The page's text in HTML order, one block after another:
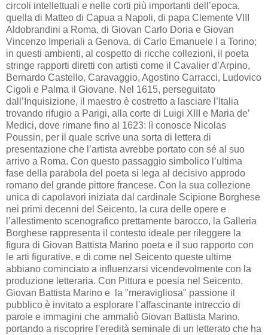
circoli intellettuali e nelle corti più importanti dell’epoca,
quella di Matteo di Capua a Napoli, di papa Clemente VIII
Aldobrandini a Roma, di Giovan Carlo Doria e Giovan
Vincenzo Imperiali a Genova, di Carlo Emanuele I a Torino;
in questi ambienti, al cospetto di ricche collezioni, il poeta
stringe rapporti diretti con artisti come il Cavalier d’Arpino,
Bernardo Castello, Caravaggio, Agostino Carracci, Ludovico
Cigoli e Palma il Giovane. Nel 1615, perseguitato
dall’Inquisizione, il maestro è costretto a lasciare l’Italia
trovando rifugio a Parigi, alla corte di Luigi XIII e Maria de’
Medici, dove rimane fino al 1623: lì conosce Nicolas
Poussin, per il quale scrive una sorta di lettera di
presentazione che l’artista avrebbe portato con sé al suo
arrivo a Roma. Con questo passaggio simbolico l’ultima
fase della parabola del poeta si lega al decisivo approdo
romano del grande pittore francese. Con la sua collezione
unica di capolavori iniziata dal cardinale Scipione Borghese
nei primi decenni del Seicento, la cura delle opere e
l’allestimento scenografico prettamente barocco, la Galleria
Borghese rappresenta il contesto ideale per rileggere la
figura di Giovan Battista Marino poeta e il suo rapporto con
le arti figurative, e di come nel Seicento queste ultime
abbiano cominciato a influenzarsi vicendevolmente con la
produzione letteraria. Con Pittura e poesia nel Seicento.
Giovan Battista Marino e la "meravigliosa" passione il
pubblico è invitato a esplorare l’affascinante intreccio di
parole e immagini che ammaliò Giovan Battista Marino,
portando a riscoprire l'eredità seminale di un letterato che ha